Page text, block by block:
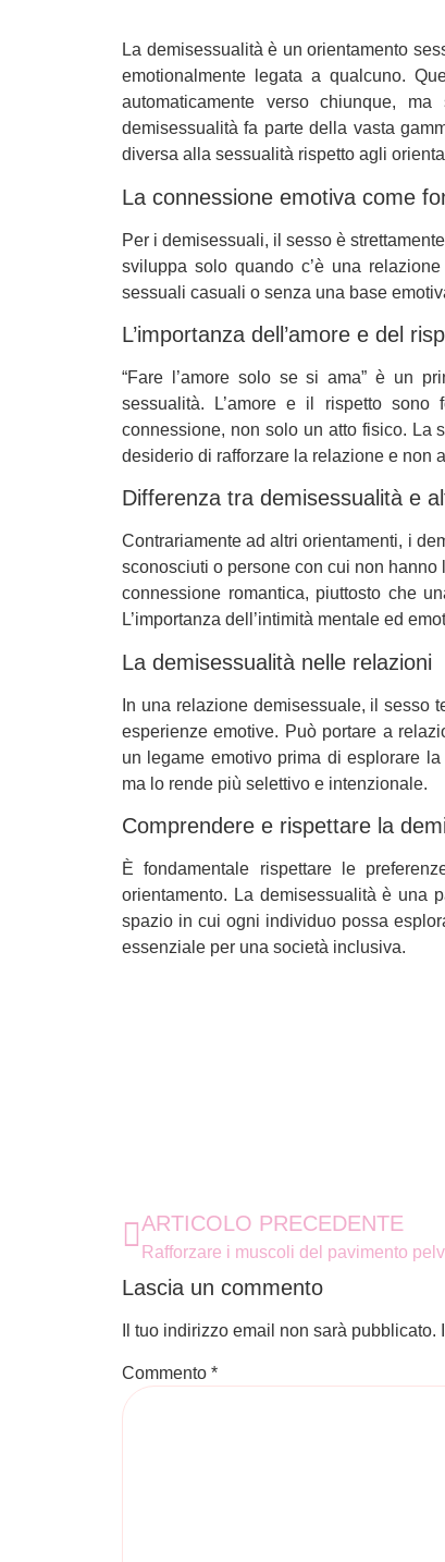
La demisessualità è un orientamento
emotionalmente legata a qualcuno.
automaticamente verso chiunque,
demisessualità fa parte della vasta
diversa alla sessualità rispetto agli
La connessione emotiva come
Per i demisessuali, il sesso è
sviluppa solo quando c’è una
sessuali casuali o senza una base
L’importanza dell’amore e del
“Fare l’amore solo se si ama” è un
sessualità. L’amore e il rispetto sono
connessione, non solo un atto fisico. La
desiderio di rafforzare la relazione e non
Differenza tra demisessualità e
Contrariamente ad altri orientamenti, i
sconosciuti o persone con cui non
connessione romantica, piuttosto che
L’importanza dell’intimità mentale ed
La demisessualità nelle relazioni
In una relazione demisessuale, il sesso
esperienze emotive. Può portare a
un legame emotivo prima di esplorare
ma lo rende più selettivo e intenzionale.
Comprendere e rispettare la
È fondamentale rispettare le
orientamento. La demisessualità è una
spazio in cui ogni individuo possa
essenziale per una società inclusiva.
ARTICOLO PRECEDENTE
Rafforzare i muscoli del pavimento
Lascia un commento
Il tuo indirizzo email non sarà pubblicato.
Commento *